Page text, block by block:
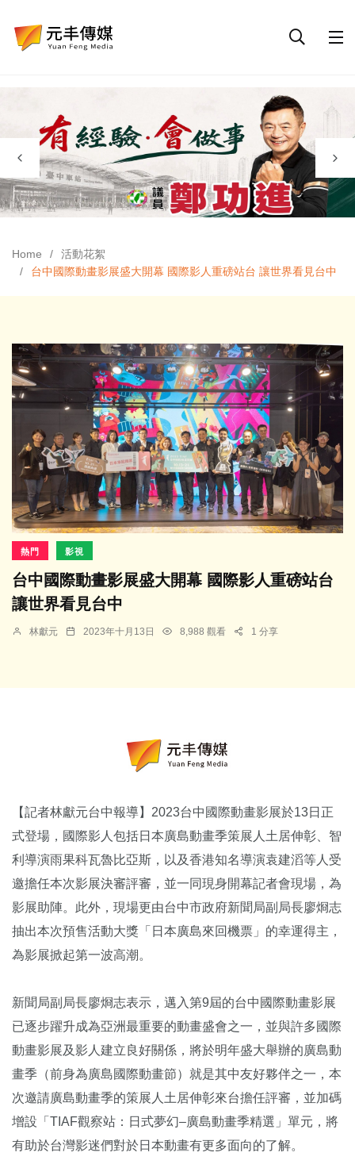
Home
活動花絮
台中國際動畫影展盛大開幕 國際影人重磅站台 讓世界看見台中
熱門 影視
台中國際動畫影展盛大開幕 國際影人重磅站台
讓世界看見台中
林獻元 2023年十月13日 8,988 觀看 1 分享
【記者林獻元台中報導】2023台中國際動畫影展於13日正
式登場，國際影人包括日本廣島動畫季策展人土居伸彰、智
利導演雨果科瓦魯比亞斯，以及香港知名導演袁建滔等人受
邀擔任本次影展決審評審，並一同現身開幕記者會現場，為
影展助陣。此外，現場更由台中市政府新聞局副局長廖烱志
抽出本次預售活動大獎「日本廣島來回機票」的幸運得主，
為影展掀起第一波高潮。
新聞局副局長廖烱志表示，邁入第9屆的台中國際動畫影展
已逐步躍升成為亞洲最重要的動畫盛會之一，並與許多國際
動畫影展及影人建立良好關係，將於明年盛大舉辦的廣島動
畫季（前身為廣島國際動畫節）就是其中友好夥伴之一，本
次邀請廣島動畫季的策展人土居伸彰來台擔任評審，並加碼
增設「TIAF觀察站：日式夢幻–廣島動畫季精選」單元，將
有助於台灣影迷們對於日本動畫有更多面向的了解。